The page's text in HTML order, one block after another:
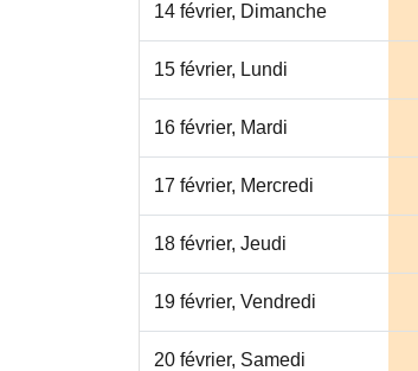
14 février, Dimanche
15 février, Lundi
16 février, Mardi
17 février, Mercredi
18 février, Jeudi
19 février, Vendredi
20 février, Samedi